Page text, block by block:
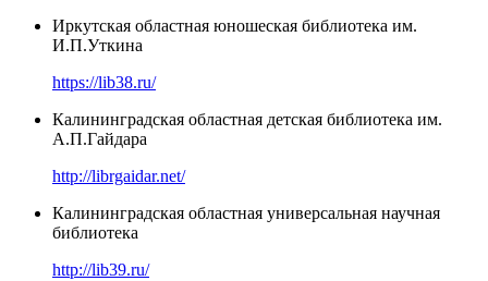
Иркутская областная юношеская библиотека им.
И.П.Уткина
https://lib38.ru/
Калининградская областная детская библиотека им.
А.П.Гайдара
http://librgaidar.net/
Калининградская областная универсальная научная
библиотека
http://lib39.ru/